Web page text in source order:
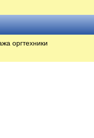
оргтехники